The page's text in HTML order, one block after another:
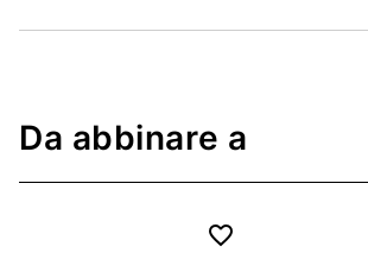
Da abbinare a